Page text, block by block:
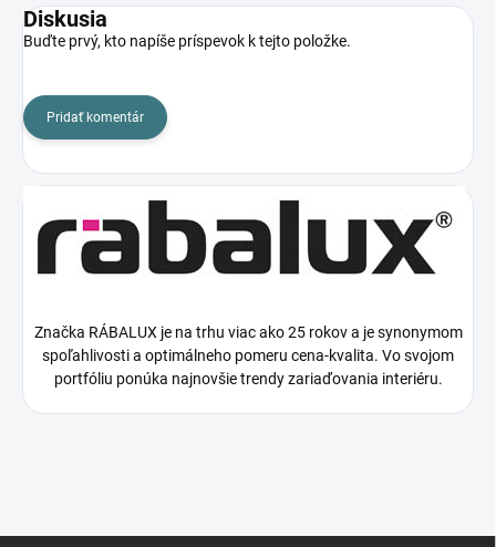
Diskusia
Buďte prvý, kto napíše príspevok k tejto položke.
Pridať komentár
Značka RÁBALUX je na trhu viac ako 25 rokov a je synonymom
spoľahlivosti a optimálneho pomeru cena-kvalita. Vo svojom
portfóliu ponúka najnovšie trendy zariaďovania interiéru.